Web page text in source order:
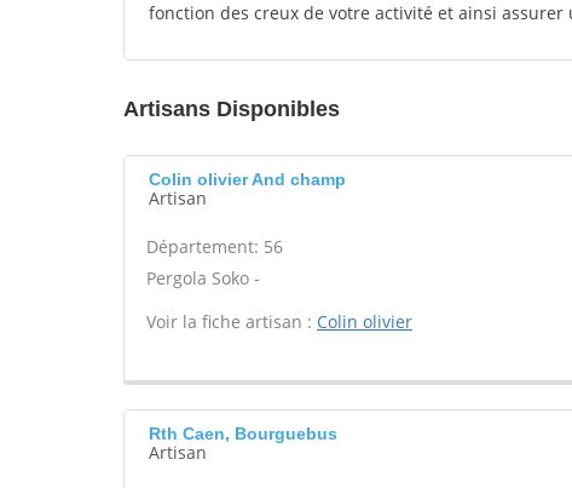
fonction des creux de votre activité et ainsi assurer
Artisans Disponibles
Colin olivier And champ
Artisan
Département: 56
Pergola Soko -
Voir la fiche artisan : Colin olivier
Rth Caen, Bourguebus
Artisan